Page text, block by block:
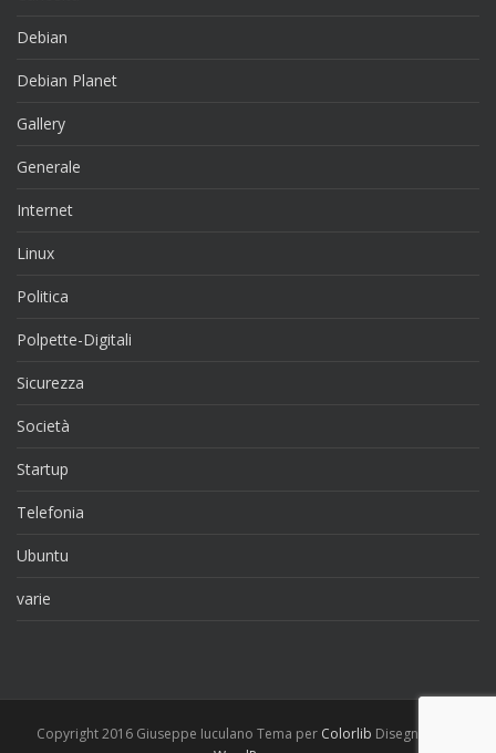
Debian
Debian Planet
Gallery
Generale
Internet
Linux
Politica
Polpette-Digitali
Sicurezza
Società
Startup
Telefonia
Ubuntu
varie
Copyright 2016 Giuseppe Iuculano Tema per Colorlib Disegnato da